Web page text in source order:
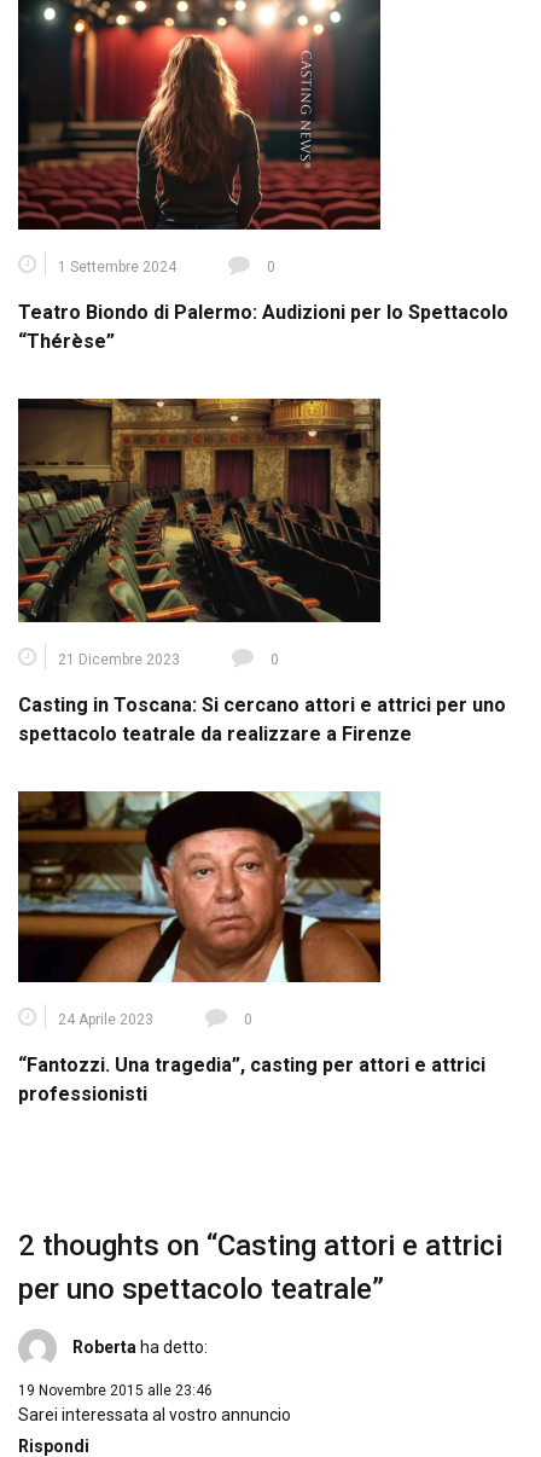
1 Settembre 2024 0
Teatro Biondo di Palermo: Audizioni per lo Spettacolo
“Thérèse”
21 Dicembre 2023 0
Casting in Toscana: Si cercano attori e attrici per uno
spettacolo teatrale da realizzare a Firenze
24 Aprile 2023 0
“Fantozzi. Una tragedia”, casting per attori e attrici
professionisti
2 thoughts on “Casting attori e attrici
per uno spettacolo teatrale”
Roberta ha detto:
19 Novembre 2015 alle 23:46
Sarei interessata al vostro annuncio
Rispondi